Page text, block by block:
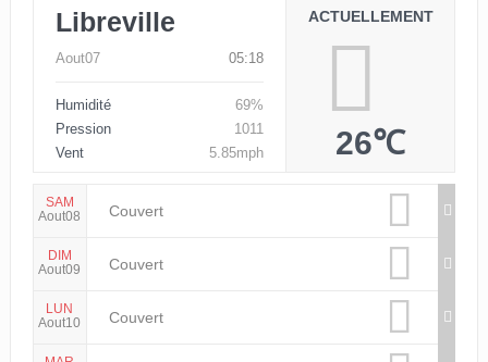
Libreville
Aout07 05:18
Humidité
69%
Pression
1011
Vent
5.85mph
ACTUELLEMENT
26℃
SAM
Aout08
Couvert
DIM
Aout09
Couvert
LUN
Aout10
Couvert